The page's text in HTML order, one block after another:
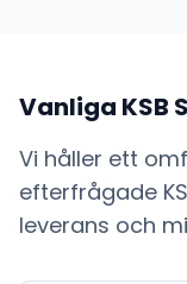
Vanliga KSB
Vi håller ett
efterfrågade
leverans och